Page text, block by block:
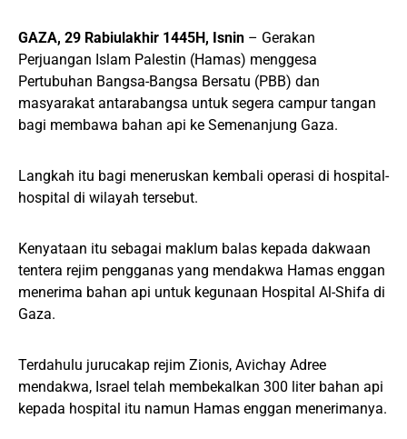
GAZA, 29 Rabiulakhir 1445H, Isnin – Gerakan
Perjuangan Islam Palestin (Hamas) menggesa
Pertubuhan Bangsa-Bangsa Bersatu (PBB) dan
masyarakat antarabangsa untuk segera campur tangan
bagi membawa bahan api ke Semenanjung Gaza.
Langkah itu bagi meneruskan kembali operasi di hospital-
hospital di wilayah tersebut.
Kenyataan itu sebagai maklum balas kepada dakwaan
tentera rejim pengganas yang mendakwa Hamas enggan
menerima bahan api untuk kegunaan Hospital Al-Shifa di
Gaza.
Terdahulu jurucakap rejim Zionis, Avichay Adree
mendakwa, Israel telah membekalkan 300 liter bahan api
kepada hospital itu namun Hamas enggan menerimanya.